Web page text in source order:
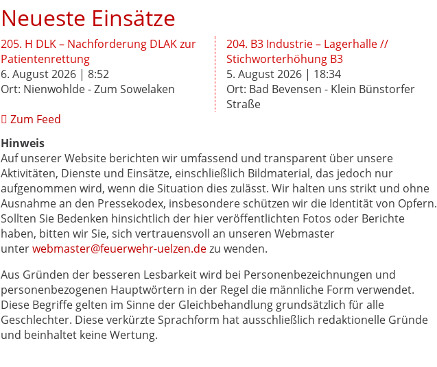
Neueste Einsätze
205. H DLK – Nachforderung DLAK zur
Patientenrettung
6. August 2026 | 8:52
Ort: Nienwohlde - Zum Sowelaken
204. B3 Industrie – Lagerhalle //
Stichworterhöhung B3
5. August 2026 | 18:34
Ort: Bad Bevensen - Klein Bünstorfer
Straße
Zum Feed
Hinweis
Auf unserer Website berichten wir umfassend und transparent über unsere
Aktivitäten, Dienste und Einsätze, einschließlich Bildmaterial, das jedoch nur
aufgenommen wird, wenn die Situation dies zulässt. Wir halten uns strikt und ohne
Ausnahme an den Pressekodex, insbesondere schützen wir die Identität von Opfern.
Sollten Sie Bedenken hinsichtlich der hier veröffentlichten Fotos oder Berichte
haben, bitten wir Sie, sich vertrauensvoll an unseren Webmaster
unterwebmaster@feuerwehr-uelzen.dezu wenden.
Aus Gründen der besseren Lesbarkeit wird bei Personenbezeichnungen und
personenbezogenen Hauptwörtern in der Regel die männliche Form verwendet.
Diese Begriffe gelten im Sinne der Gleichbehandlung grundsätzlich für alle
Geschlechter. Diese verkürzte Sprachform hat ausschließlich redaktionelle Gründe
und beinhaltet keine Wertung.